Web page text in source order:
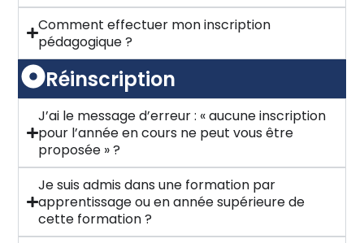
Comment effectuer mon inscription
pédagogique ?
Réinscription
J’ai le message d’erreur : « aucune inscription
pour l’année en cours ne peut vous être
proposée » ?
Je suis admis dans une formation par
apprentissage ou en année supérieure de
cette formation ?